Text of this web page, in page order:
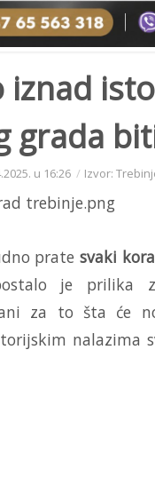
iznad
grada
u 16:26 Izvor:
pratesvaki
je prilika
za to šta će
nalazima